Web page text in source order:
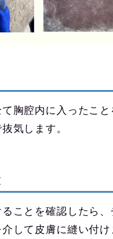
胸腔内に入ったこと
気します。
ことを確認したら
して皮膚に縫い付け